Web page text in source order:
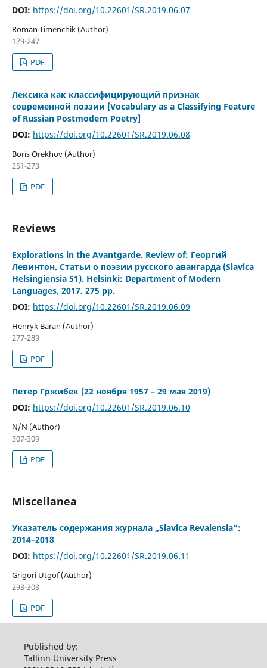
DOI: https://doi.org/10.22601/SR.2019.06.07
Roman Timenchik (Author)
179-247
PDF
Лексика как классифицирующий признак
современной поэзии [Vocabulary as a Classifying Feature
оf Russian Postmodern Poetry]
DOI: https://doi.org/10.22601/SR.2019.06.08
Boris Orekhov (Author)
251-273
PDF
Reviews
Explorations in the Avantgarde. Review of: Георгий
Левинтон. Статьи о поэзии русского авангарда (Slavica
Helsingiensia 51). Helsinki: Department of Modern
Languages, 2017. 275 pp.
DOI: https://doi.org/10.22601/SR.2019.06.09
Henryk Baran (Author)
277-289
PDF
Петер Гржибек (22 ноября 1957 – 29 мая 2019)
DOI: https://doi.org/10.22601/SR.2019.06.10
N/N (Author)
307-309
PDF
Miscellanea
Указатель содержания журнала „Slavica Revalensia”:
2014–2018
DOI: https://doi.org/10.22601/SR.2019.06.11
Grigori Utgof (Author)
293-303
PDF
Published by:
Tallinn University Press